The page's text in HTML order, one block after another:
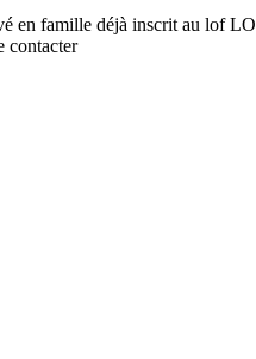
en famille déjà inscrit au lof
contacter